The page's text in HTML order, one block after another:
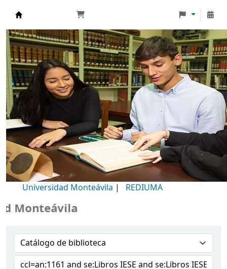
Biblioteca Universidad Monteávila
Universidad Monteávila | REDIUMA